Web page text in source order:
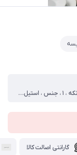
ابعاد ، ۲۰x۲۰x۱۰ سانتی‌متر ، وزن ، ۲۵۰ گرم ، تعداد تکه ، ۱ ، جنس ، استیل ، قابلیت شست‌وشو ، با دست ، با ماشین ظرف‌شویی ، سایر توضیحات ، قطر کاسه استیل : ۲۰ سانتی متر
گارانتی اصالت کالا